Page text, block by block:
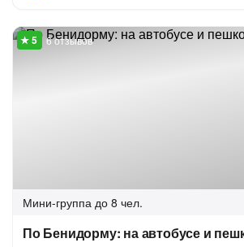
6 отзывов
Мини-группа до 8 чел.
По Бенидорму: на автобусе и